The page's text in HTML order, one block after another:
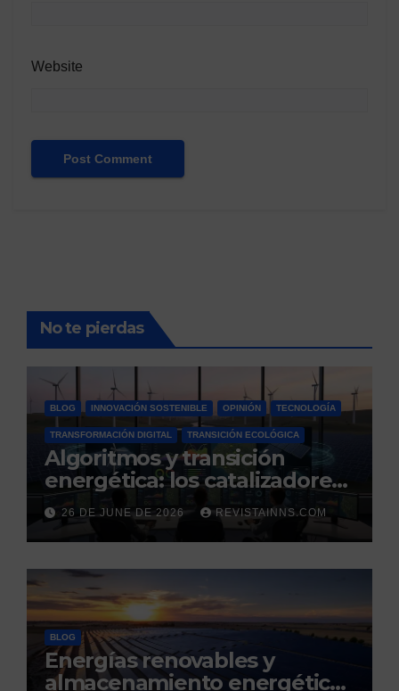
Website
No te pierdas
BLOG INNOVACIÓN SOSTENIBLE OPINIÓN TECNOLOGÍA
TRANSFORMACIÓN DIGITAL TRANSICIÓN ECOLÓGICA
Algoritmos y transición
energética: los catalizadores
digitales de un nuevo
modelo energético
renovable y resiliente
26 DE JUNE DE 2026 REVISTAINNS.COM
BLOG
Energías renovables y
almacenamiento energético: